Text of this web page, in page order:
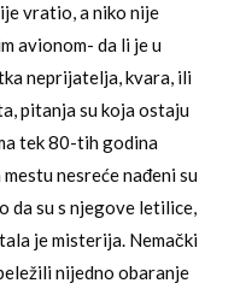
vratio, a niko nije
avionom- da li je u
neprijatelja, kvara, ili
pitanja su koja ostaju
tek 80-tih godina
nesreće nađeni su
da su s njegove letilice,
je misterija. Nemački
nijedno obaranje